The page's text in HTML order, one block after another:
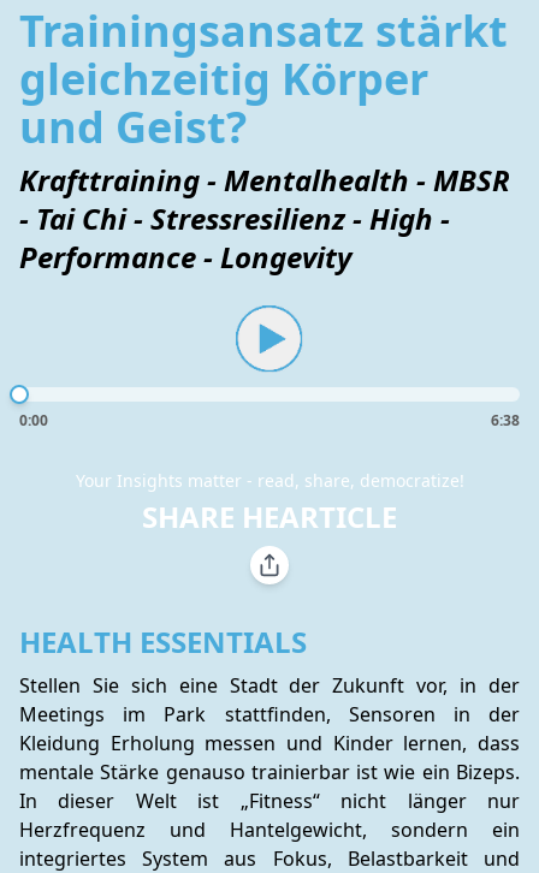
Trainingsansatz stärkt
gleichzeitig Körper
und Geist?
Krafttraining - Mentalhealth - MBSR
- Tai Chi - Stressresilienz - High -
Performance - Longevity
0:00 6:38
Your Insights matter - read, share, democratize!
SHARE HEARTICLE
HEALTH ESSENTIALS
Stellen Sie sich eine Stadt der Zukunft vor, in der
Meetings im Park stattfinden, Sensoren in der
Kleidung Erholung messen und Kinder lernen, dass
mentale Stärke genauso trainierbar ist wie ein Bizeps.
In dieser Welt ist „Fitness“ nicht länger nur
Herzfrequenz und Hantelgewicht, sondern ein
integriertes System aus Fokus, Belastbarkeit und